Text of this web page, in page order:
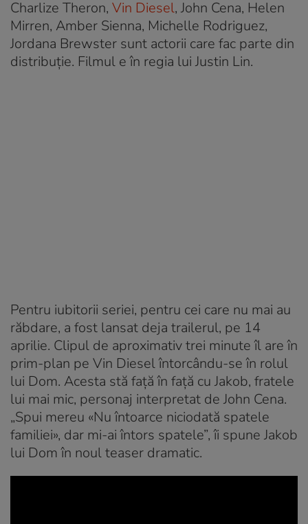
Charlize Theron, Vin Diesel, John Cena, Helen
Mirren, Amber Sienna, Michelle Rodriguez,
Jordana Brewster sunt actorii care fac parte din
distribuție. Filmul e în regia lui Justin Lin.
Pentru iubitorii seriei, pentru cei care nu mai au
răbdare, a fost lansat deja trailerul, pe 14
aprilie. Clipul de aproximativ trei minute îl are în
prim-plan pe Vin Diesel întorcându-se în rolul
lui Dom. Acesta stă față în față cu Jakob, fratele
lui mai mic, personaj interpretat de John Cena.
„Spui mereu «Nu întoarce niciodată spatele
familiei», dar mi-ai întors spatele”, îi spune Jakob
lui Dom în noul teaser dramatic.